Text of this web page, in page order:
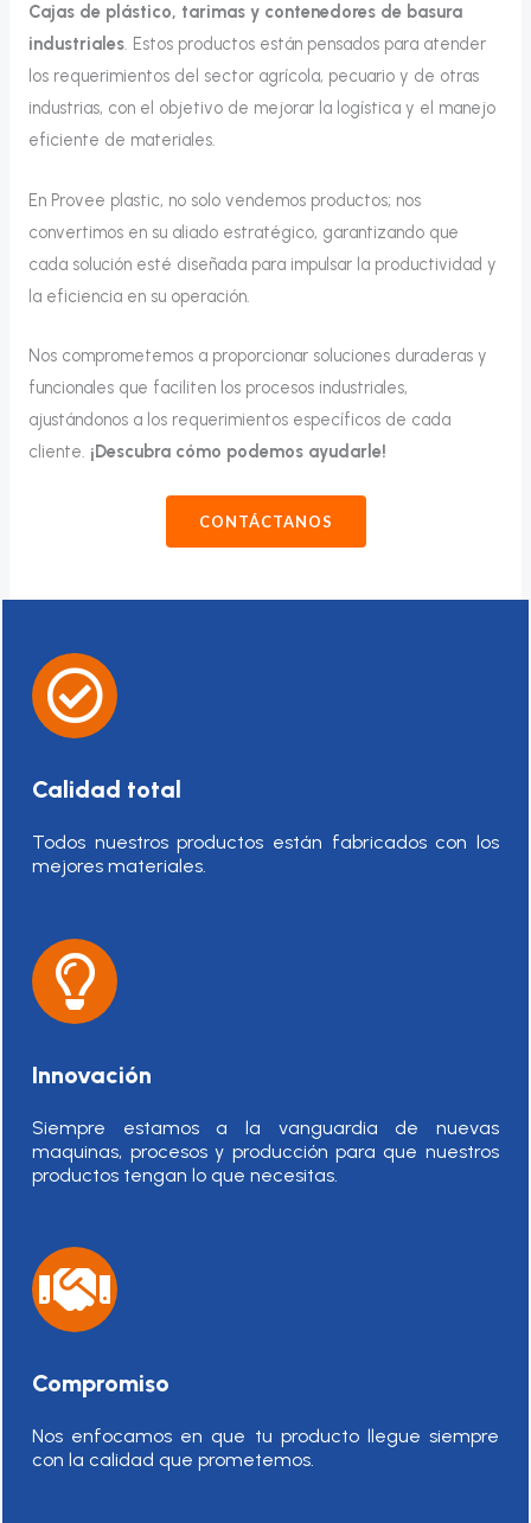
Cajas de plástico, tarimas y contenedores de basura
industriales. Estos productos están pensados para atender
los requerimientos del sector agrícola, pecuario y de otras
industrias, con el objetivo de mejorar la logística y el manejo
eficiente de materiales.
En Provee plastic, no solo vendemos productos; nos
convertimos en su aliado estratégico, garantizando que
cada solución esté diseñada para impulsar la productividad y
la eficiencia en su operación.
Nos comprometemos a proporcionar soluciones duraderas y
funcionales que faciliten los procesos industriales,
ajustándonos a los requerimientos específicos de cada
cliente. ¡Descubra cómo podemos ayudarle!
CONTÁCTANOS
Calidad total
Todos nuestros productos están fabricados con los
mejores materiales.
Innovación
Siempre estamos a la vanguardia de nuevas
maquinas, procesos y producción para que nuestros
productos tengan lo que necesitas.
Compromiso
Nos enfocamos en que tu producto llegue siempre
con la calidad que prometemos.